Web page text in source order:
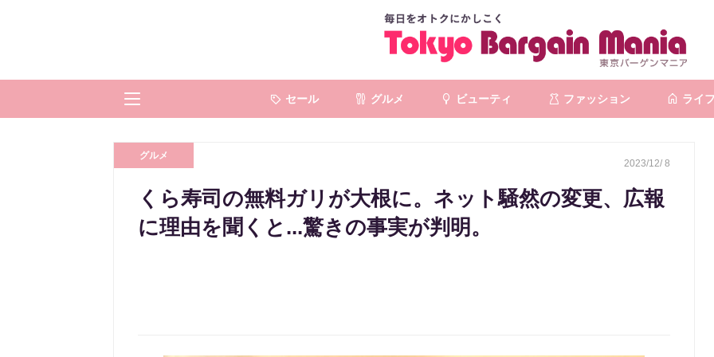
セール グルメ ビューティ ファッション ライフ
グルメ
2023/12/ 8
くら寿司の無料ガリが大根に。ネット騒然の変更、広報
に理由を聞くと...驚きの事実が判明。